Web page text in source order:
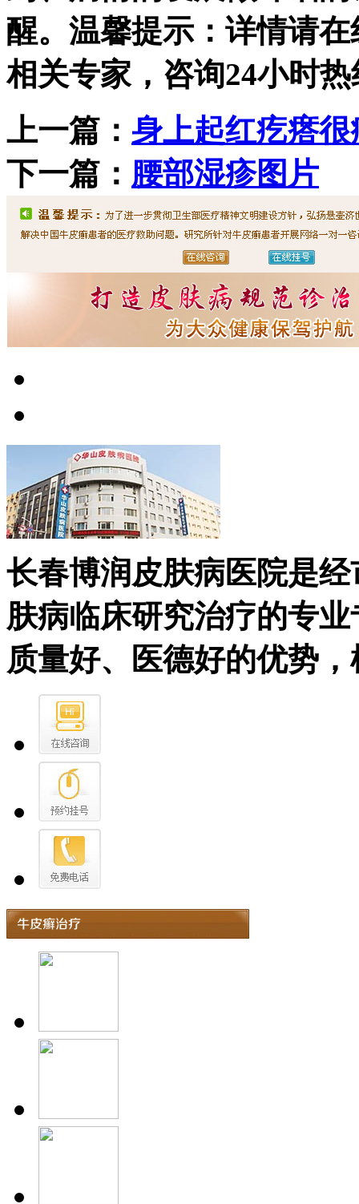
醒。温馨提示：详情请
相关专家，咨询24小时
上一篇： 身上起红疙瘩很
下一篇： 腰部湿疹图片
长春博润皮肤病医院是
肤病临床研究治疗的专
质量好、医德好的优势